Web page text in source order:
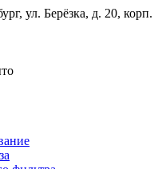
ул. Берёзка, д. 20, корп.